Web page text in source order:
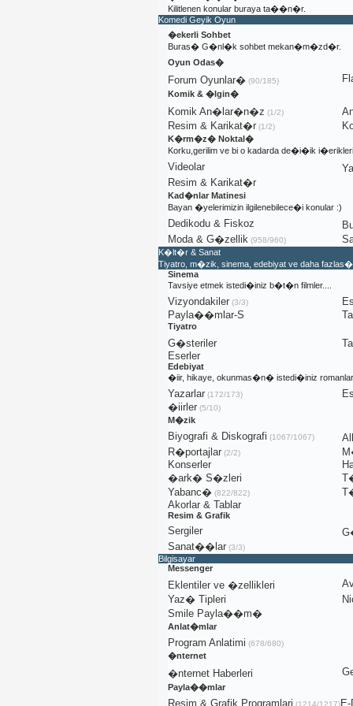
Kilitlenen konular buraya ta��n�r.
Komedi Geyik Oyun
�ekerli Sohbet
Buras� G�nl�k sohbet mekan�m�zd�r.
Oyun Odas�
Forum Oyunlar�(90/185)
Komik & �lgin�
Komik An�lar�n�z (1/2)
Resim & Karikat�r(1/2)
K�rm�z� Noktal�
Korku,gerilim ve bi o kadarda de�i�ik
Videolar
Resim & Karikat�r
Kad�nlar Matinesi
Bayan �yelerimizin ilgilenebilece�i konular :)
Dedikodu & Fiskoz
Moda & G�zellik (958/960)
K�lt�r & Sanat
Tiyatro, m�zik, sinema, edebiyat ve daha fazlas�
Sinema
Tavsiye etmek istedi�iniz b�t�n filmler....
Vizyondakiler(3/3)
Payla��mlar-S
Tiyatro
G�steriler
Eserler
Edebiyat
�iir, hikaye, okunmas�n� istedi�iniz romanlar
Yazarlar(172/173)
�iirler(5/10)
M�zik
Biyografi & Diskografi (1067/1067)
R�portajlar(2/2)
Konserler
�ark� S�zleri
Yabanc�(822/822)
Akorlar & Tablar
Resim & Grafik
Sergiler
Sanat��lar(3/3)
Bilgisayar
Messenger
Eklentiler ve �zellikleri
Yaz� Tipleri
Smile Payla��m�
Anlat�mlar
Program Anlatimi (678/680)
�nternet
�nternet Haberleri
Payla��mlar
Resim & Grafik Programlari (1214/1217)E-